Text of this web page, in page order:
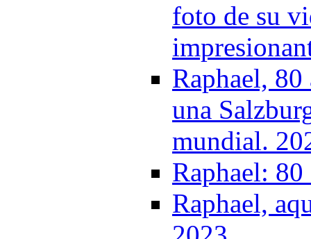
foto de su
Raphael, 80
una
mundial.
Raphael:
Raphael,